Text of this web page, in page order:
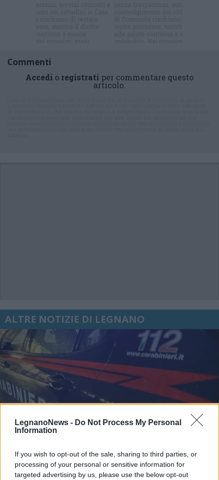
LegnanoNews - Do Not Process My Personal
Information
If you wish to opt-out of the sale, sharing to third parties, or
processing of your personal or sensitive information for
targeted advertising by us, please use the below opt-out
Commenti
Accedi o registrati per commentare questo
articolo.
ALTRE NOTIZIE DI LEGNANO